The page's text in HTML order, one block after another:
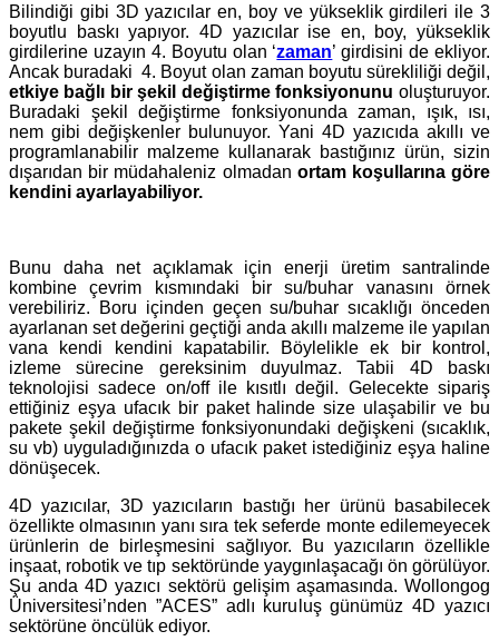
Bilindiği gibi 3D yazıcılar en, boy ve yükseklik girdileri ile 3
boyutlu baskı yapıyor. 4D yazıcılar ise en, boy, yükseklik
girdilerine uzayın 4. Boyutu olan ‘zaman’ girdisini de ekliyor.
Ancak buradaki 4. Boyut olan zaman boyutu sürekliliği değil,
etkiye bağlı bir şekil değiştirme fonksiyonunu oluşturuyor.
Buradaki şekil değiştirme fonksiyonunda zaman, ışık, ısı,
nem gibi değişkenler bulunuyor. Yani 4D yazıcıda akıllı ve
programlanabilir malzeme kullanarak bastığınız ürün, sizin
dışarıdan bir müdahaleniz olmadan ortam koşullarına göre
kendini ayarlayabiliyor.
Bunu daha net açıklamak için enerji üretim santralinde
kombine çevrim kısmındaki bir su/buhar vanasını örnek
verebiliriz. Boru içinden geçen su/buhar sıcaklığı önceden
ayarlanan set değerini geçtiği anda akıllı malzeme ile yapılan
vana kendi kendini kapatabilir. Böylelikle ek bir kontrol,
izleme sürecine gereksinim duyulmaz. Tabii 4D baskı
teknolojisi sadece on/off ile kısıtlı değil. Gelecekte sipariş
ettiğiniz eşya ufacık bir paket halinde size ulaşabilir ve bu
pakete şekil değiştirme fonksiyonundaki değişkeni (sıcaklık,
su vb) uyguladığınızda o ufacık paket istediğiniz eşya haline
dönüşecek.
4D yazıcılar, 3D yazıcıların bastığı her ürünü basabilecek
özellikte olmasının yanı sıra tek seferde monte edilemeyecek
ürünlerin de birleşmesini sağlıyor. Bu yazıcıların özellikle
inşaat, robotik ve tıp sektöründe yaygınlaşacağı ön görülüyor.
Şu anda 4D yazıcı sektörü gelişim aşamasında. Wollongog
Üniversitesi’nden ”ACES” adlı kuruluş günümüz 4D yazıcı
sektörüne öncülük ediyor.